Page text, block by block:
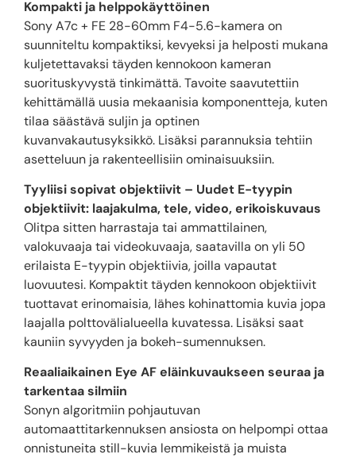
Kompakti ja helppokäyttöinen
Sony A7c + FE 28-60mm F4-5.6-kamera on
suunniteltu kompaktiksi, kevyeksi ja helposti mukana
kuljetettavaksi täyden kennokoon kameran
suorituskyvystä tinkimättä. Tavoite saavutettiin
kehittämällä uusia mekaanisia komponentteja, kuten
tilaa säästävä suljin ja optinen
kuvanvakautusyksikkö. Lisäksi parannuksia tehtiin
asetteluun ja rakenteellisiin ominaisuuksiin.
Tyyliisi sopivat objektiivit – Uudet E-tyypin
objektiivit: laajakulma, tele, video, erikoiskuvaus
Olitpa sitten harrastaja tai ammattilainen,
valokuvaaja tai videokuvaaja, saatavilla on yli 50
erilaista E-tyypin objektiivia, joilla vapautat
luovuutesi. Kompaktit täyden kennokoon objektiivit
tuottavat erinomaisia, lähes kohinattomia kuvia jopa
laajalla polttovälialueella kuvatessa. Lisäksi saat
kauniin syvyyden ja bokeh-sumennuksen.
Reaaliaikainen Eye AF eläinkuvaukseen seuraa ja
tarkentaa silmiin
Sonyn algoritmiin pohjautuvan
automaattitarkennuksen ansiosta on helpompi ottaa
onnistuneita still-kuvia lemmikeistä ja muista